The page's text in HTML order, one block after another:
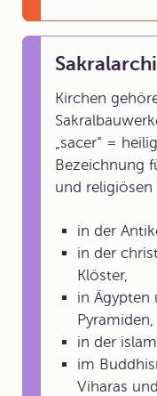
Kirchen
„sacer“ =
Bezeichnung
und religiösen
in der
in der
Klöster,
in Ägypten
Pyramiden,
in der
im
Viharas und